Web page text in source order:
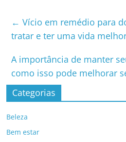
← Vício em remédio para
tratar e ter uma vida
A importância de manter
como isso pode melhorar
Categorias
Beleza
Bem estar